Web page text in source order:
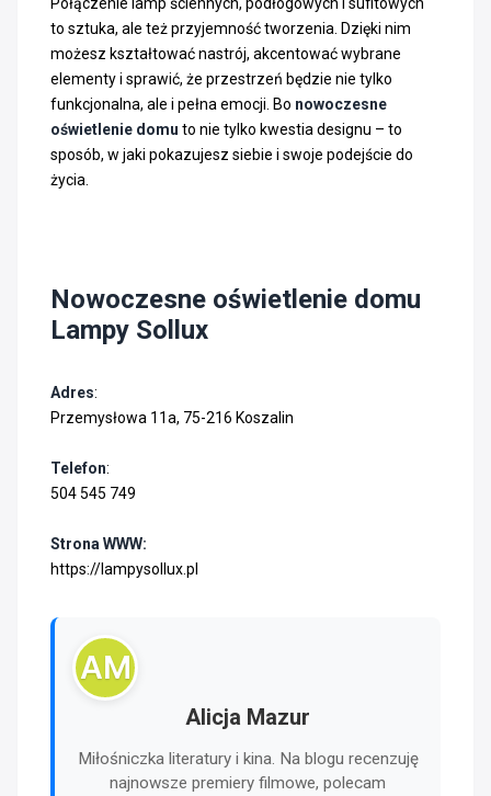
Połączenie lamp ściennych, podłogowych i sufitowych
to sztuka, ale też przyjemność tworzenia. Dzięki nim
możesz kształtować nastrój, akcentować wybrane
elementy i sprawić, że przestrzeń będzie nie tylko
funkcjonalna, ale i pełna emocji. Bo nowoczesne
oświetlenie domu to nie tylko kwestia designu – to
sposób, w jaki pokazujesz siebie i swoje podejście do
życia.
Nowoczesne oświetlenie domu
Lampy Sollux
Adres:
Przemysłowa 11a, 75-216 Koszalin
Telefon:
504 545 749
Strona WWW:
https://lampysollux.pl
AM
Alicja Mazur
Miłośniczka literatury i kina. Na blogu recenzuję
najnowsze premiery filmowe, polecam